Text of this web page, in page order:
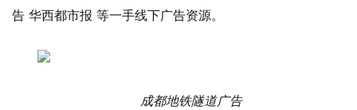
告 华西都市报 等一手线下广告资源。
成都地铁隧道广告